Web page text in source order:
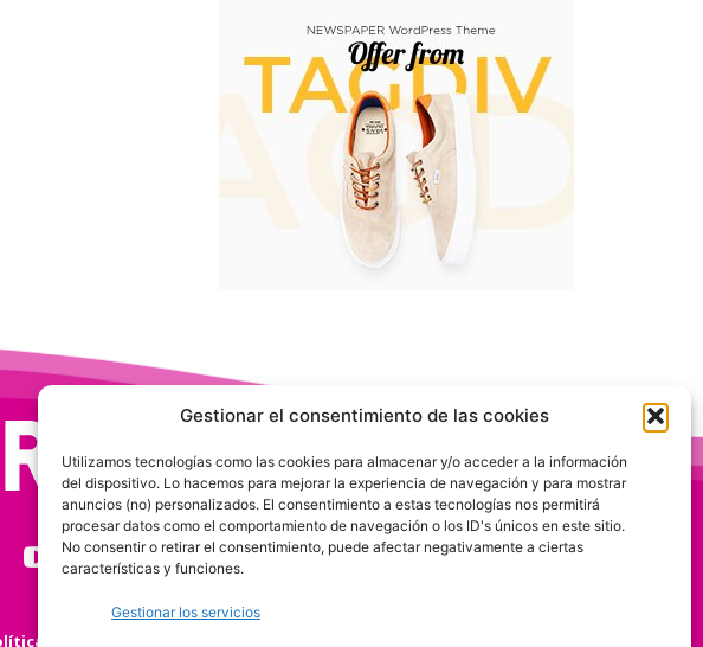
Gestionar el consentimiento de las cookies
Utilizamos tecnologías como las cookies para almacenar y/o acceder a la información
del dispositivo. Lo hacemos para mejorar la experiencia de navegación y para mostrar
anuncios (no) personalizados. El consentimiento a estas tecnologías nos permitirá
procesar datos como el comportamiento de navegación o los ID's únicos en este sitio.
No consentir o retirar el consentimiento, puede afectar negativamente a ciertas
características y funciones.
Gestionar los servicios
de Cookies